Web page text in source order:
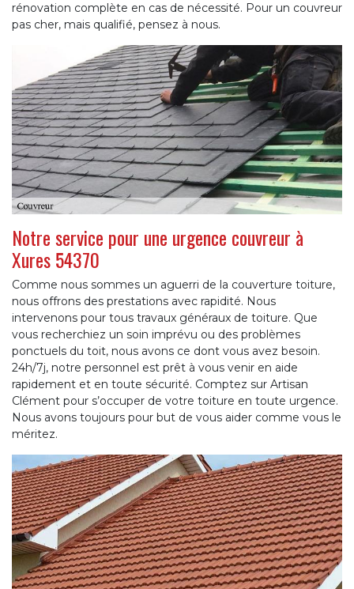
rénovation complète en cas de nécessité. Pour un couvreur
pas cher, mais qualifié, pensez à nous.
Notre service pour une urgence couvreur à
Xures 54370
Comme nous sommes un aguerri de la couverture toiture,
nous offrons des prestations avec rapidité. Nous
intervenons pour tous travaux généraux de toiture. Que
vous recherchiez un soin imprévu ou des problèmes
ponctuels du toit, nous avons ce dont vous avez besoin.
24h/7j, notre personnel est prêt à vous venir en aide
rapidement et en toute sécurité. Comptez sur Artisan
Clément pour s’occuper de votre toiture en toute urgence.
Nous avons toujours pour but de vous aider comme vous le
méritez.